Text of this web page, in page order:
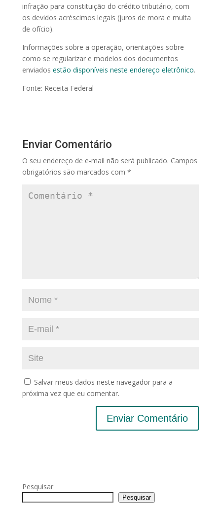
infração para constituição do crédito tributário, com
os devidos acréscimos legais (juros de mora e multa
de ofício).
Informações sobre a operação, orientações sobre
como se regularizar e modelos dos documentos
enviados estão disponíveis neste endereço eletrônico.
Fonte: Receita Federal
Enviar Comentário
O seu endereço de e-mail não será publicado. Campos
obrigatórios são marcados com *
Salvar meus dados neste navegador para a
próxima vez que eu comentar.
Pesquisar
Pesquisar